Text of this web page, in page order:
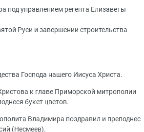
под управлением регента Елизаветы
Руси и завершении строительства
Господа нашего Иисуса Христа.
к главе Приморской митрополии
букет цветов.
Владимира поздравил и преподнес
(Несмеев).